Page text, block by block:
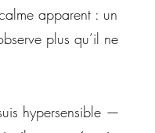
apparent : un
plus qu’il ne
hypersensible —